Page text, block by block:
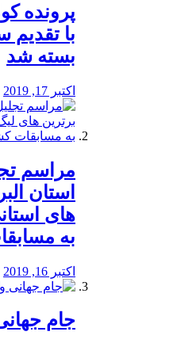
پرونده
با تقدیم
بسته شد
اکتبر 17, 2019
مراسم
استان
های
به
اکتبر 16, 2019
جام